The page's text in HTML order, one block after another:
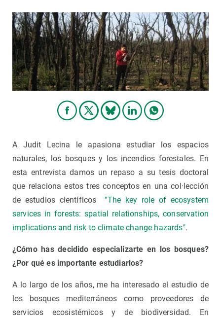
A Judit Lecina le apasiona estudiar los espacios
naturales, los bosques y los incendios forestales. En
esta entrevista damos un repaso a su tesis doctoral
que relaciona estos tres conceptos en una col·lección
de estudios científicos "The key role of ecosystem
services in forests: spatial relationships, conservation
implications and risk to climate change hazards".
¿Cómo has decidido especializarte en los bosques?
¿Por qué es importante estudiarlos?
A lo largo de los años, me ha interesado el estudio de
los bosques mediterráneos como proveedores de
servicios ecosistémicos y de biodiversidad. En